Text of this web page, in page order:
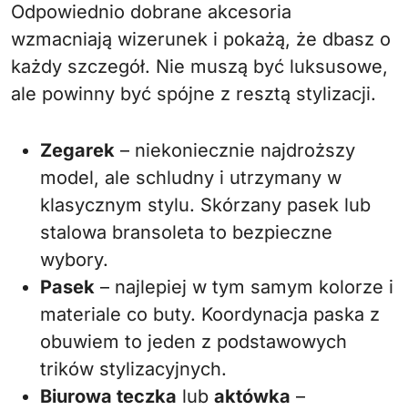
Odpowiednio dobrane akcesoria
wzmacniają wizerunek i pokażą, że dbasz o
każdy szczegół. Nie muszą być luksusowe,
ale powinny być spójne z resztą stylizacji.
Zegarek – niekoniecznie najdroższy
model, ale schludny i utrzymany w
klasycznym stylu. Skórzany pasek lub
stalowa bransoleta to bezpieczne
wybory.
Pasek – najlepiej w tym samym kolorze i
materiale co buty. Koordynacja paska z
obuwiem to jeden z podstawowych
trików stylizacyjnych.
Biurowa teczka lub aktówka –